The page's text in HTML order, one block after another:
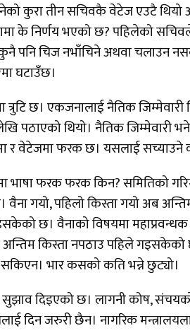
कुरा तीन सचिवकै वेटेज एउटै थियो
के निर्णय भएको छ? पहिलेको
पनि चिज नभाँचिने अथवा चलाउन
घटाउँछ।
त्रुटि छ। एकजनालाई नैतिक
पठाएको थियो। नैतिक
र वेटेजमा फरक छ। यसलाई सच्याउने
भाषा फरक फरक किन? समितिको
वैना गयो, पहिलो किस्ता गयो अब
छ। वैनाको विषयमा
किस्ता नपठाउ पहिले गइसकेको
सकिएन। भार कसको कति भन्ने छुट्यो।
दिइएको छ। लागनी कोष,
दिन जरुरी छैन। नागरिक